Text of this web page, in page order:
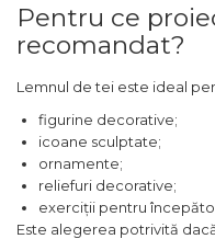
Scule pentru coloana de
esapament
Scule de Mana
Surubelnite
Scule Tamplarie
Accesorii Pentru Taiat,
Gaurit si Slefuit
Pentru ce
recomandat?
Lemnul de tei este ideal
figurine decorative;
icoane sculptate;
ornamente;
reliefuri decorative;
exerciții pentru
Este alegerea potrivită